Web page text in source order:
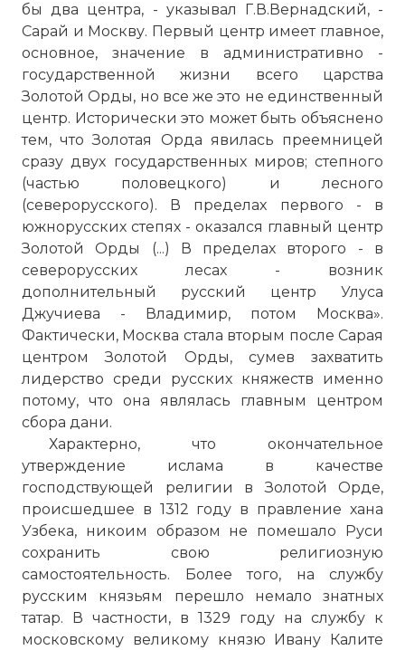
бы два центра, - указывал Г.В.Вернадский, -
Сарай и Москву. Первый центр имеет главное,
основное, значение в административно -
государственной жизни всего царства
Золотой Орды, но все же это не единственный
центр. Исторически это может быть объяснено
тем, что Золотая Орда явилась преемницей
сразу двух государственных миров; степного
(частью половецкого) и лесного
(северорусского). В пределах первого - в
южнорусских степях - оказался главный центр
Золотой Орды (...) В пределах второго - в
северорусских лесах - возник
дополнительный русский центр Улуса
Джучиева - Владимир, потом Москва».
Фактически, Москва стала вторым после Сарая
центром Золотой Орды, сумев захватить
лидерство среди русских княжеств именно
потому, что она являлась главным центром
сбора дани.
Характерно, что окончательное
утверждение ислама в качестве
господствующей религии в Золотой Орде,
происшедшее в 1312 году в правление хана
Узбека, никоим образом не помешало Руси
сохранить свою религиозную
самостоятельность. Более того, на службу
русским князьям перешло немало знатных
татар. В частности, в 1329 году на службу к
московскому великому князю Ивану Калите